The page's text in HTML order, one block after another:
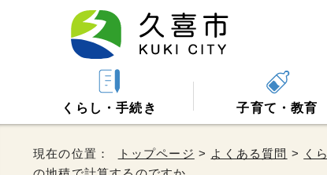
くらし・手続き 子育て・教育
現在の位置： トップページ > よくある質問 > く